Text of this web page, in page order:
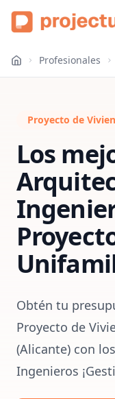
Profesionales
Proyecto de
Los
Obtén tu
Proyecto de
(Alicante) con
Ingenieros